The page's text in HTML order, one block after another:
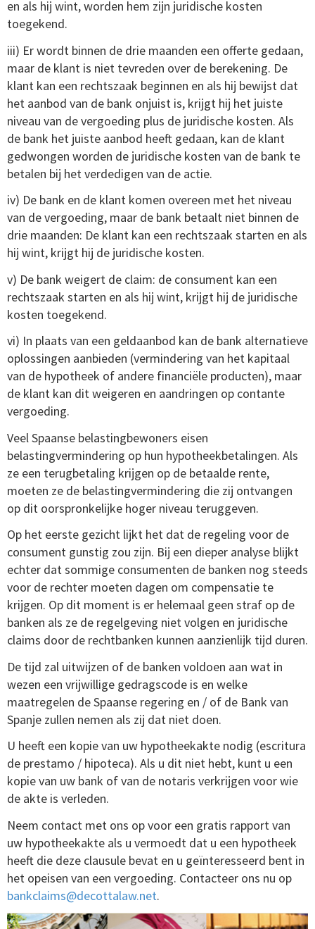
en als hij wint, worden hem zijn juridische kosten
toegekend.
iii) Er wordt binnen de drie maanden een offerte gedaan,
maar de klant is niet tevreden over de berekening. De
klant kan een rechtszaak beginnen en als hij bewijst dat
het aanbod van de bank onjuist is, krijgt hij het juiste
niveau van de vergoeding plus de juridische kosten. Als
de bank het juiste aanbod heeft gedaan, kan de klant
gedwongen worden de juridische kosten van de bank te
betalen bij het verdedigen van de actie.
iv) De bank en de klant komen overeen met het niveau
van de vergoeding, maar de bank betaalt niet binnen de
drie maanden: De klant kan een rechtszaak starten en als
hij wint, krijgt hij de juridische kosten.
v) De bank weigert de claim: de consument kan een
rechtszaak starten en als hij wint, krijgt hij de juridische
kosten toegekend.
vi) In plaats van een geldaanbod kan de bank alternatieve
oplossingen aanbieden (vermindering van het kapitaal
van de hypotheek of andere financiële producten), maar
de klant kan dit weigeren en aandringen op contante
vergoeding.
Veel Spaanse belastingbewoners eisen
belastingvermindering op hun hypotheekbetalingen. Als
ze een terugbetaling krijgen op de betaalde rente,
moeten ze de belastingvermindering die zij ontvangen
op dit oorspronkelijke hoger niveau teruggeven.
Op het eerste gezicht lijkt het dat de regeling voor de
consument gunstig zou zijn. Bij een dieper analyse blijkt
echter dat sommige consumenten de banken nog steeds
voor de rechter moeten dagen om compensatie te
krijgen. Op dit moment is er helemaal geen straf op de
banken als ze de regelgeving niet volgen en juridische
claims door de rechtbanken kunnen aanzienlijk tijd duren.
De tijd zal uitwijzen of de banken voldoen aan wat in
wezen een vrijwillige gedragscode is en welke
maatregelen de Spaanse regering en / of de Bank van
Spanje zullen nemen als zij dat niet doen.
U heeft een kopie van uw hypotheekakte nodig (escritura
de prestamo / hipoteca). Als u dit niet hebt, kunt u een
kopie van uw bank of van de notaris verkrijgen voor wie
de akte is verleden.
Neem contact met ons op voor een gratis rapport van
uw hypotheekakte als u vermoedt dat u een hypotheek
heeft die deze clausule bevat en u geïnteresseerd bent in
het opeisen van een vergoeding. Contacteer ons nu op
bankclaims@decottalaw.net.